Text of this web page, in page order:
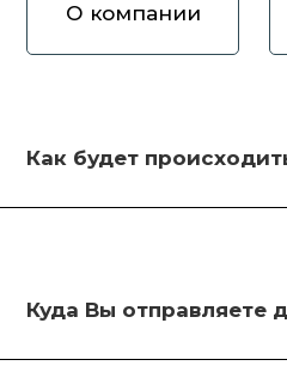
О компании
Как будет
Куда Вы отправляете
Как вы оцениваете
Какое фото
Зачем продавать
Какие бонусы я
Кто будет стричь мои